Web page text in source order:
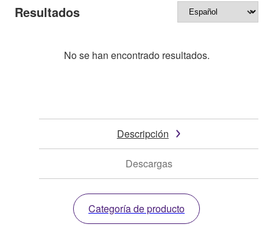
Resultados
No se han encontrado resultados.
Descripción
Descargas
Categoría de producto